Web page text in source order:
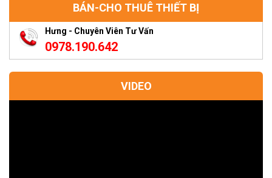
BÁN-CHO THUÊ THIẾT BỊ
Hưng - Chuyên Viên Tư Vấn
0978.190.642
VIDEO